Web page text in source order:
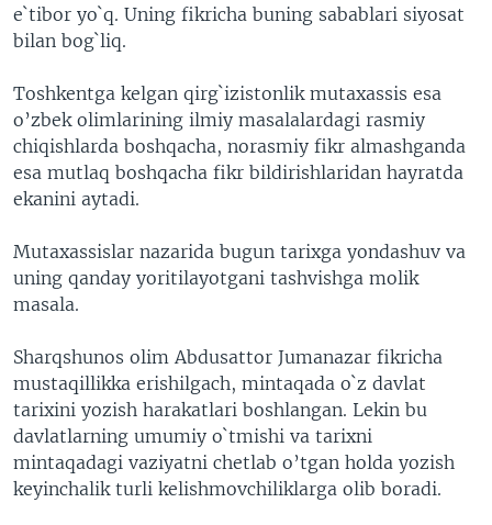
e`tibor yo`q. Uning fikricha buning sabablari siyosat
bilan bog`liq.
Toshkentga kelgan qirg`izistonlik mutaxassis esa
o’zbek olimlarining ilmiy masalalardagi rasmiy
chiqishlarda boshqacha, norasmiy fikr almashganda
esa mutlaq boshqacha fikr bildirishlaridan hayratda
ekanini aytadi.
Mutaxassislar nazarida bugun tarixga yondashuv va
uning qanday yoritilayotgani tashvishga molik
masala.
Sharqshunos olim Abdusattor Jumanazar fikricha
mustaqillikka erishilgach, mintaqada o`z davlat
tarixini yozish harakatlari boshlangan. Lekin bu
davlatlarning umumiy o`tmishi va tarixni
mintaqadagi vaziyatni chetlab o’tgan holda yozish
keyinchalik turli kelishmovchiliklarga olib boradi.